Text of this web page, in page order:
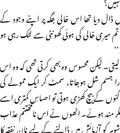
دیا تھا اس خالی جگہ پر اپنے وجود کے
میری خالی کی ہوئی کھونٹی سے لٹک رہی ہو
لیکن محسوس وہ بھی کرتی تھی کہ وہ اس
جسم شل ہوجاتا، سمٹ کر ایک ممولے کی
کے بیچ کھڑی ہوتی تو احساسِ کمتری اسے
فکر مند ہوئے۔ انھوں نے اس نامختتم عذاب
آزمائش میں ڈالنے کے لیے نان نفقہ کا